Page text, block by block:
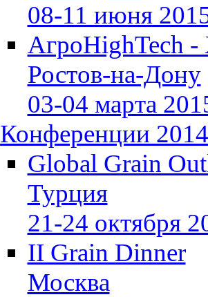
08-11 июня
АгроHighTech
Ростов-на-Дону
03-04 марта
Конференции 2014
Global Grain
Турция
21-24 октября
II Grain Dinner
Москва